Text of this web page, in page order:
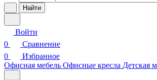
Найти
Войти
0
Сравнение
0
Избранное
Офисная мебель Офисные кресла Детская